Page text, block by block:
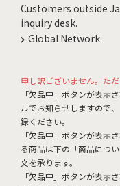
Customers outside
inquiry desk.
Global Network
申し訳ございません。た
「欠品中」ボタンが表示
ルでお知らせしますので
録ください。
「欠品中」ボタンが表示
る商品は下の「商品につ
文を承ります。
「欠品中」ボタンが表示